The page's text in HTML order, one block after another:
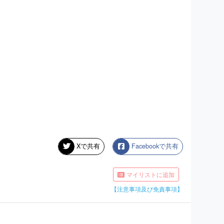
Xで共有 Facebookで共有
マイリストに追加
【注意事項及び免責事項】